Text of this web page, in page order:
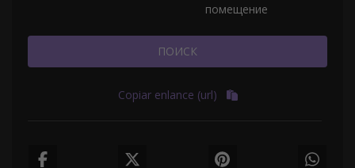
помещение
ПОИСК
Copiar enlance (url)